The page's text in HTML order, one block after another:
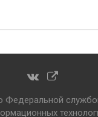
Федеральной